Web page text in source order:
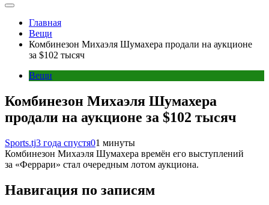
Главная
Вещи
Комбинезон Михаэля Шумахера продали на аукционе
за $102 тысяч
Вещи
Комбинезон Михаэля Шумахера
продали на аукционе за $102 тысяч
Sports.tj3 года спустя01 минуты
Комбинезон Михаэля Шумахера времён его выступлений
за «Феррари» стал очередным лотом аукциона.
Навигация по записям